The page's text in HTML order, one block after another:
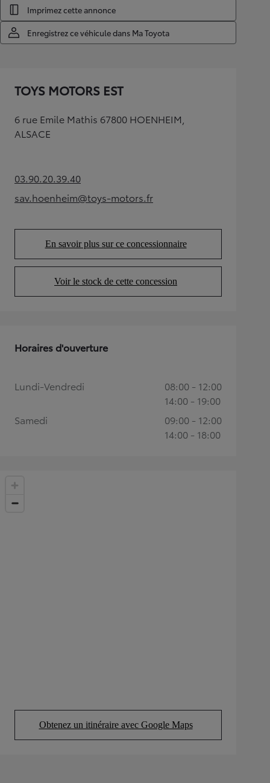
Imprimez cette annonce
Enregistrez ce véhicule dans Ma Toyota
TOYS MOTORS EST
6 rue Emile Mathis 67800 HOENHEIM,
ALSACE
03.90.20.39.40(Opens in new tab)
sav.hoenheim@toys-motors.fr
(Opens in new tab)
En savoir plus sur ce concessionnaire
(Opens in new tab)
Voir le stock de cette concession
(Opens in new tab)
Obtenez un itinéraire avec Google Maps
(Opens in new tab)
Horaires d'ouverture
Lundi-Vendredi
08:00 - 12:00
14:00 - 19:00
Samedi
09:00 - 12:00
14:00 - 18:00